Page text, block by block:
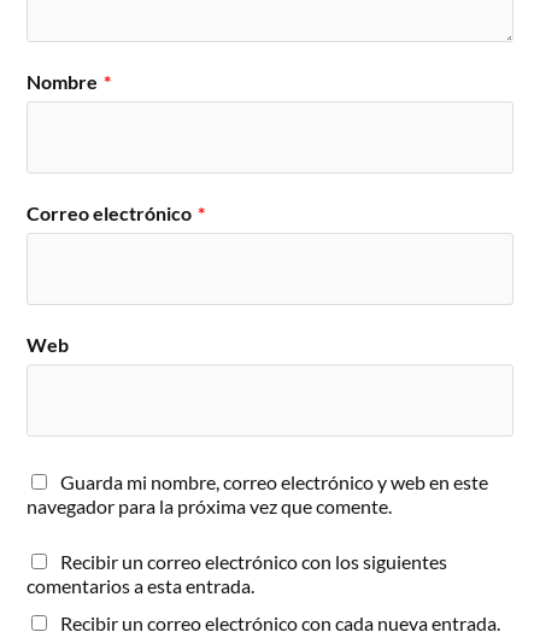
Nombre *
Correo electrónico *
Web
Guarda mi nombre, correo electrónico y web en este
navegador para la próxima vez que comente.
Recibir un correo electrónico con los siguientes
comentarios a esta entrada.
Recibir un correo electrónico con cada nueva entrada.